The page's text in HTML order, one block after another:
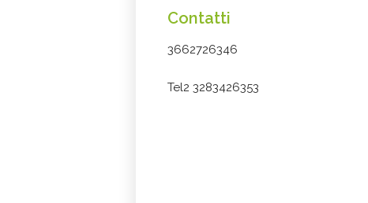
Contatti
3662726346
Tel2 3283426353